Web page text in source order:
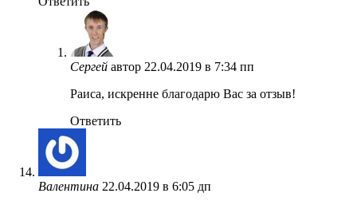
Сергей автор 22.04.2019 в 7:34 пп
Раиса, искренне благодарю Вас за отзыв!
Ответить
Валентина 22.04.2019 в 6:05 дп